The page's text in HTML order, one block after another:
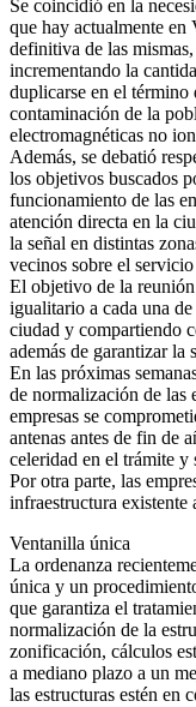
Se coincidió en la
que hay actualmente
definitiva de las
incrementando la
duplicarse en el término
contaminación de la
electromagnéticas no
Además, se debatió
los objetivos buscados
funcionamiento de las
atención directa en la
la señal en distintas
vecinos sobre el servicio
El objetivo de la reunión
igualitario a cada una
ciudad y compartiendo
además de garantizar la
En las próximas
de normalización de las
empresas se
antenas antes de fin de
celeridad en el trámite
Por otra parte, las
infraestructura existente
Ventanilla única
La ordenanza
única y un
que garantiza el
normalización de la
zonificación, cálculos
a mediano plazo a un
las estructuras estén en